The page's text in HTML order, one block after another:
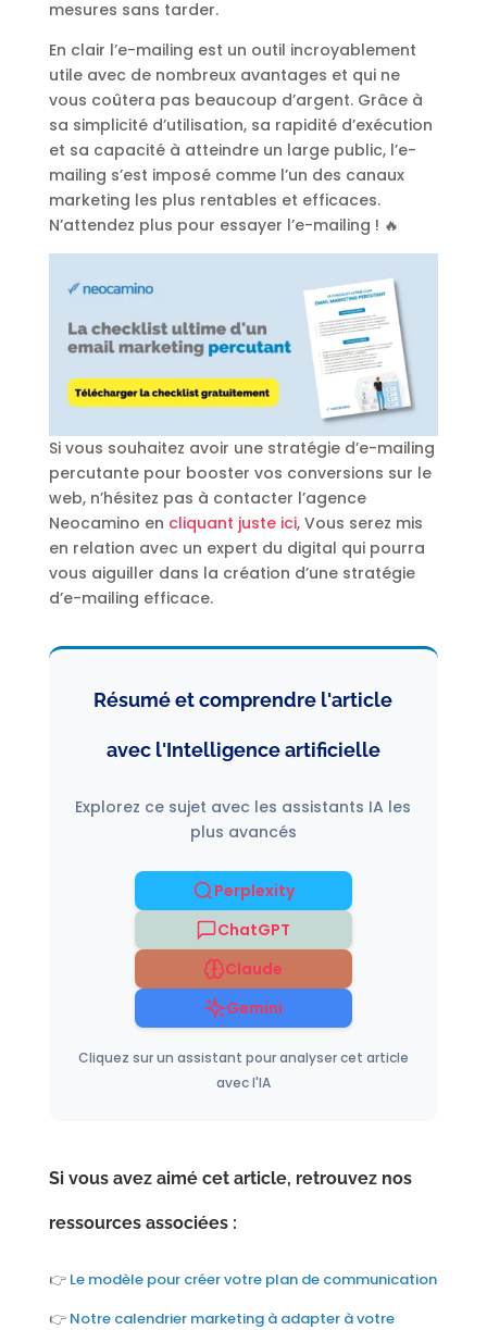
mesures sans tarder.
En clair l’e-mailing est un outil incroyablement
utile avec de nombreux avantages et qui ne
vous coûtera pas beaucoup d’argent. Grâce à
sa simplicité d’utilisation, sa rapidité d’exécution
et sa capacité à atteindre un large public, l’e-
mailing s’est imposé comme l’un des canaux
marketing les plus rentables et efficaces.
N’attendez plus pour essayer l’e-mailing ! 🔥
Si vous souhaitez avoir une stratégie d’e-mailing
percutante pour booster vos conversions sur le
web, n’hésitez pas à contacter l’agence
Neocamino en cliquant juste ici, Vous serez mis
en relation avec un expert du digital qui pourra
vous aiguiller dans la création d’une stratégie
d’e-mailing efficace.
Résumé et comprendre l'article
avec l'Intelligence artificielle
Explorez ce sujet avec les assistants IA les
plus avancés
Perplexity
ChatGPT
Claude
Gemini
Cliquez sur un assistant pour analyser cet article
avec l'IA
Si vous avez aimé cet article, retrouvez nos
ressources associées :
👉 Le modèle pour créer votre plan de communication
👉 Notre calendrier marketing à adapter à votre